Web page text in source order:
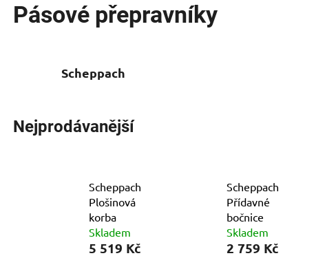
Pásové přepravníky
Scheppach
Nejprodávanější
Scheppach
Plošinová
korba
Skladem
5 519 Kč
Scheppach
Přídavné
bočnice
Skladem
2 759 Kč